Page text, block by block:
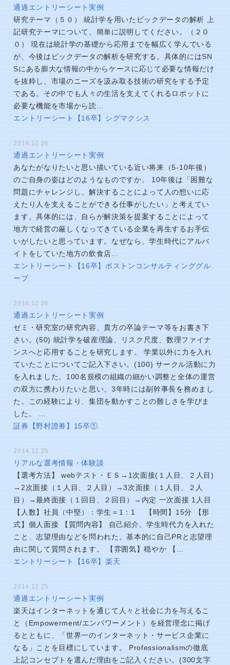
通過エントリーシート実例
研究テーマ（５０） 統計学を用いたビックデータの解析 上
記研究テーマについて、簡単に説明してください。（２０
０） 現在は統計学の基礎から応用までを幅広く学んでいる
が、今後はビックデータの解析を研究する。具体的にはSN
Sにある膨大な情報の中からケースに応じて必要な情報だけ
を抜粋し、市場のニーズを汲み取る技術の研究をする予定
である。その中でも人々の生活を支えてくれるロボットに
必要な機能を市場から読…
エントリーシート【16卒】シグマクシス
2014.12.26
通過エントリーシート実例
あなたがなりたいと思い描いている近い将来（5-10年後）
のご自身の姿はどのようなものですか。 10年後は「困難な
問題にチャレンジし、解決することによって人の想いに応
えたり人を支えることができる仕事がしたい」と考えてい
ます。具体的には、自らが解決策を提案することによって
地方で経営の厳しくなってきている企業を再生するお手伝
いがしたいと思っています。なぜなら、学生時代にアルバ
イトをしていた地方の飲食店…
エントリーシート【16卒】ボストンコンサルティンググル
ープ
2014.12.26
通過エントリーシート実例
ゼミ・研究室の研究内容、貴方の卒論テーマ等をお書き下
さい。(50) 統計学を破産理論、リスク尺度、数理ファイナ
ンスへと応用することを研究します。 学業以外に力を入れ
ていたことについてご記入下さい。(100) サークル活動に力
を入れました。100名規模の組織の細かい調整と全体の運営
の双方に携わりたいと思い、3年時には副幹事長を務めまし
た。この経験により、集団を動かすことの難しさを学びま
した。 …
証券【野村證券】15卒①
2014.12.25
リアルな選考情報・体験談
【選考方法】 webテスト・ＥＳ→1次面接(１人目、２人目)
→2次面接（１人目、２人目）→3次面接（１人目、２人
目）→最終面接（１回目、２回目）→内定 一次面接 1人目
【人数】社員（中堅）：学生＝1：1 【時間】15分 【形
式】個人面接 【質問内容】 自己紹介、学生時代力を入れた
こと、志望理由などを問われた。基本的に自己PRと志望理
由に関して質問されます。 【雰囲気】穏やか 【…
エントリーシート【16卒】楽天
2014.12.25
通過エントリーシート実例
楽天はインターネットを通じて人々と社会に力を与えるこ
と（Empowerment/エンパワーメント）を経営理念に掲げ
るとともに、「世界一のインターネット・サービス企業に
なる」ことを目標にしています。 Professionalismの徹底
上記コンセプトを選んだ理由をご記入ください。(300文字